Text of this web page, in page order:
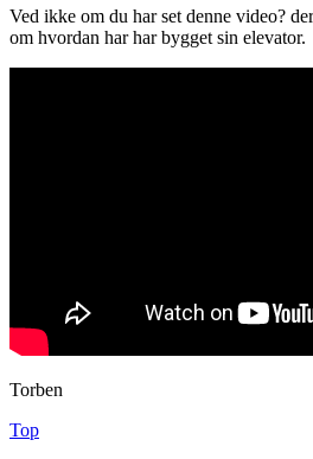
Ved ikke om du har set denne video?
om hvordan har har bygget sin elevator.
Torben
Top